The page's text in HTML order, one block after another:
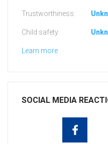
Trustworthiness:
Child safety:
Learn more
SOCIAL MEDIA